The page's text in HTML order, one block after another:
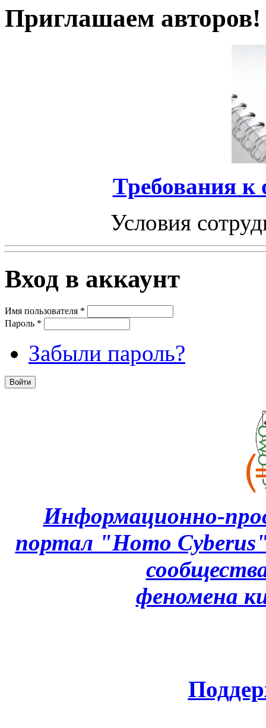
Приглашаем авторов!
Требования к
Условия
Вход в аккаунт
Имя пользователя *
Пароль *
Забыли пароль?
Информационно-
портал "Homo
феномена